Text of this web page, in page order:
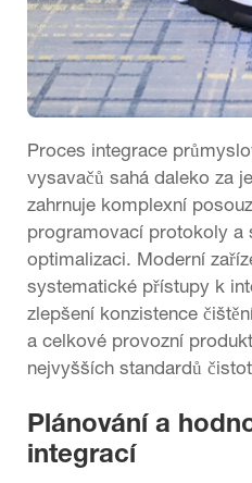
Proces integrace
vysavačů sahá daleko za
zahrnuje komplexní
programovací protokoly a
optimalizaci. Moderní
systematické přístupy k
zlepšení konzistence
a celkové provozní
nejvyšších standardů
Plánování a
integrací